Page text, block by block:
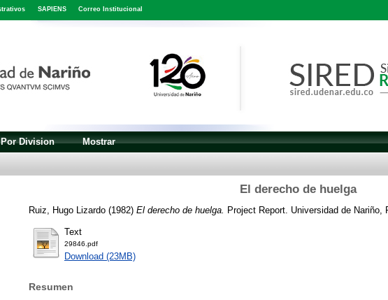
SAPIENS Correo Institucional
Division Mostrar
El derecho de huelga
Ruiz, Hugo Lizardo (1982) El derecho de huelga. Project Report. Universidad de Nariño,
Text
29846.pdf
Download (23MB)
Resumen